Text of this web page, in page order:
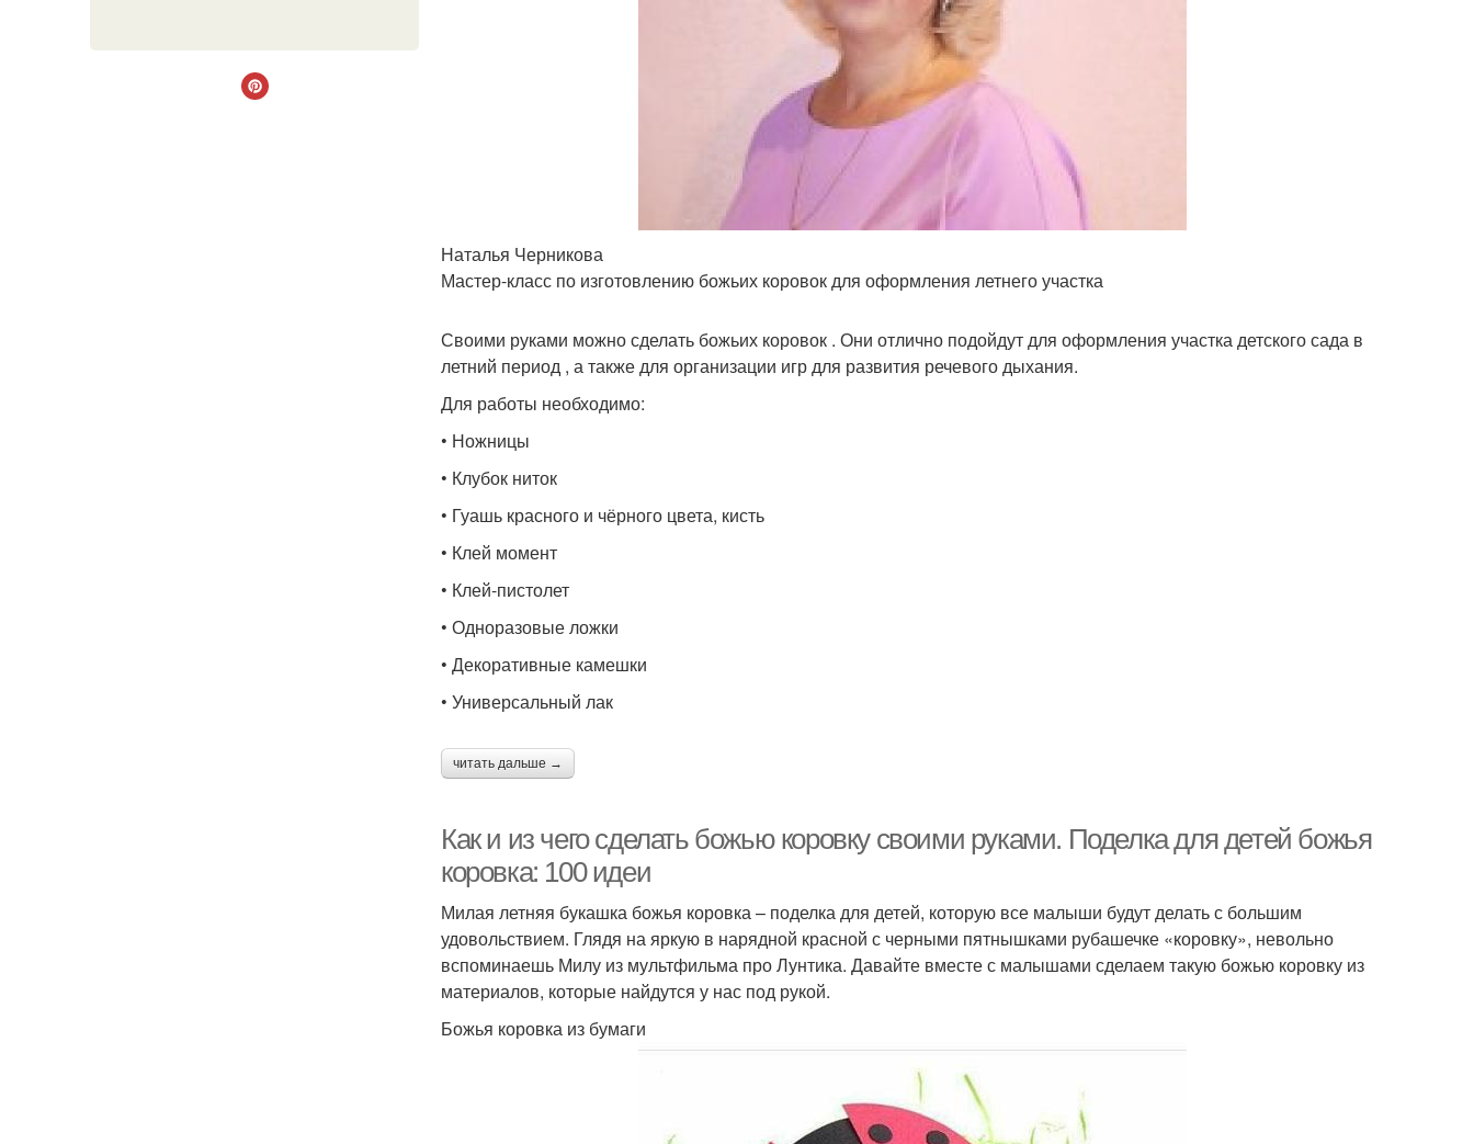
Наталья Черникова
Мастер-класс по изготовлению божьих коровок для оформления летнего участка
Своими руками можно сделать божьих коровок . Они отлично подойдут для оформления участка детского сада в
летний период , а также для организации игр для развития речевого дыхания.
Для работы необходимо:
• Ножницы
• Клубок ниток
• Гуашь красного и чёрного цвета, кисть
• Клей момент
• Клей-пистолет
• Одноразовые ложки
• Декоративные камешки
• Универсальный лак
читать дальше →
Как и из чего сделать божью коровку своими руками. Поделка для детей божья
коровка: 100 идеи
Милая летняя букашка божья коровка – поделка для детей, которую все малыши будут делать с большим
удовольствием. Глядя на яркую в нарядной красной с черными пятнышками рубашечке «коровку», невольно
вспоминаешь Милу из мультфильма про Лунтика. Давайте вместе с малышами сделаем такую божью коровку из
материалов, которые найдутся у нас под рукой.
Божья коровка из бумаги